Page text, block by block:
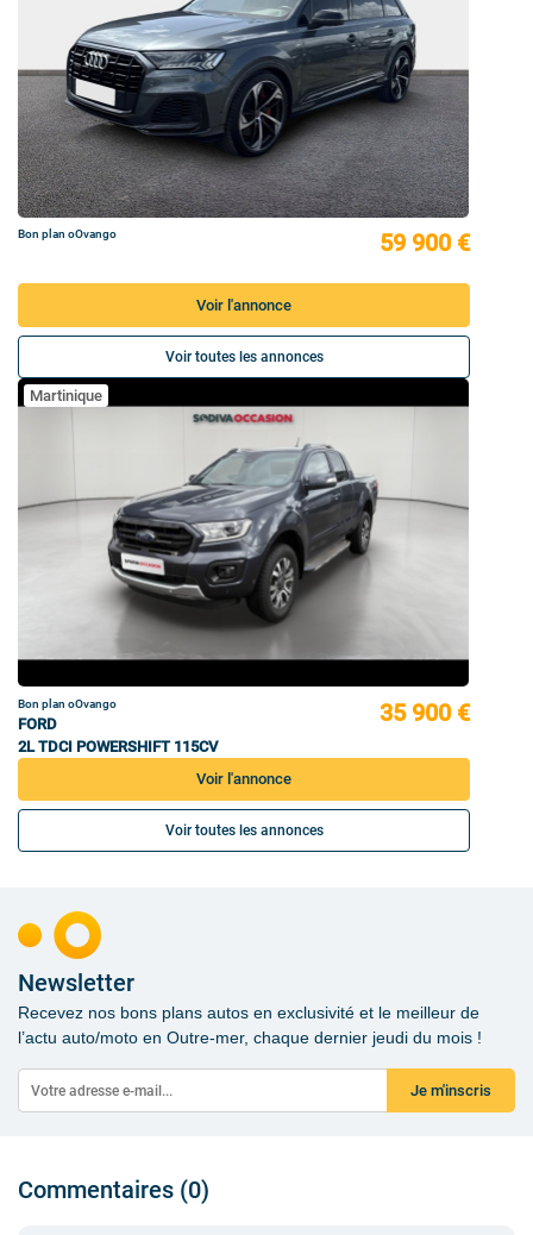
Bon plan oOvango 59 900 €
Voir l'annonce
Voir toutes les annonces
Martinique
Bon plan oOvango
FORD
2L TDCI POWERSHIFT 115CV
35 900 €
Voir l'annonce
Voir toutes les annonces
Newsletter
Recevez nos bons plans autos en exclusivité et le meilleur de
l’actu auto/moto en Outre-mer, chaque dernier jeudi du mois !
Je m'inscris
Commentaires (0)